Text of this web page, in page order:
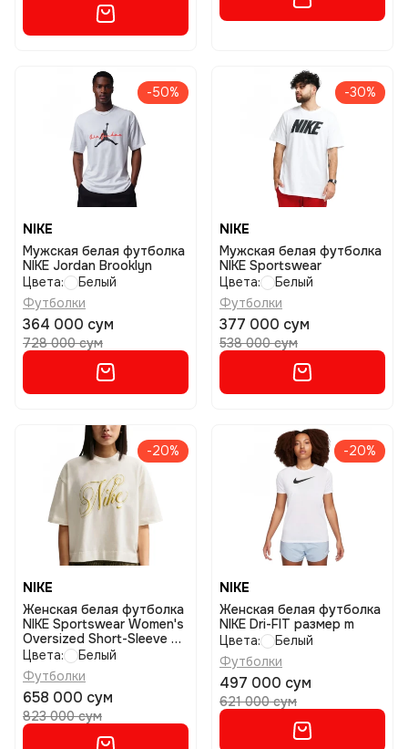
-50%
NIKE
Мужская белая футболка
NIKE Jordan Brooklyn
Цвета:
Белый
Футболки
364 000 сум
728 000 сум
-30%
NIKE
Мужская белая футболка
NIKE Sportswear
Цвета:
Белый
Футболки
377 000 сум
538 000 сум
-20%
NIKE
Женская белая футболка
NIKE Sportswear Women's
Oversized Short-Sleeve T-
Shirt размер s
Цвета:
Белый
Футболки
658 000 сум
823 000 сум
-20%
NIKE
Женская белая футболка
NIKE Dri-FIT размер m
Цвета:
Белый
Футболки
497 000 сум
621 000 сум